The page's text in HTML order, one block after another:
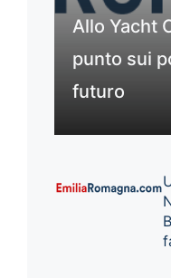
Allo Yacht
punto sui
futuro